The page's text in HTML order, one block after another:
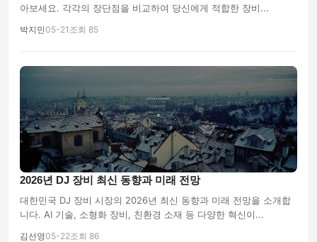
아보세요. 각각의 장단점을 비교하여 당신에게 적합한 장비...
박지민05-21 조회 85
2026년 DJ 장비 최신 동향과 미래 전망
대한민국 DJ 장비 시장의 2026년 최신 동향과 미래 전망을 소개합
니다. AI 기술, 소형화 장비, 친환경 소재 등 다양한 혁신이...
김선영05-22조회 86